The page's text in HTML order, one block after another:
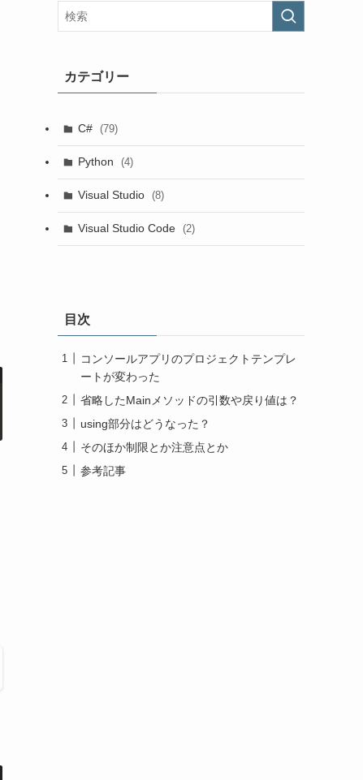
カテゴリー
C# (79)
Python (4)
Visual Studio (8)
Visual Studio Code (2)
目次
コンソールアプリのプロジェクトテンプレ
ートが変わった
省略したMainメソッドの引数や戻り値は？
using部分はどうなった？
そのほか制限とか注意点とか
参考記事